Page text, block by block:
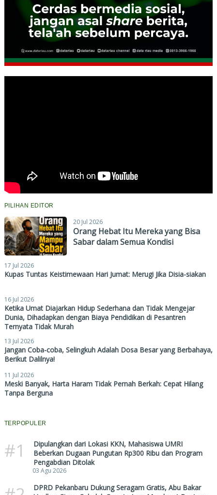
PILIHAN EDITOR
20 Jul 2026
Orang Hebat Itu Mereka yang Bisa
Sabar dalam Semua Kondisi
17 Jul 2026
Kupas Tuntas Keistimewaan Hari Jumat: Merugi Jika Disia-siakan
16 Jul 2026
Ketika Umat Diajarkan Hidup Sederhana dan Tidak Mengejar
Dunia, Dihadapkan dengan Biaya Pendidikan di Pesantren
Ternyata Tidak Murah
13 Jul 2026
Jangan Coba-coba, Selingkuh Adalah Dosa Besar yang Berbahaya,
Berikut Dalilnya!
11 Jul 2026
Meski Banyak, Harta Haram Tidak Pernah Berkah: Cepat Hilang
Tanpa Berguna
TERPOPULER
#1
Dipulangkan dari Lokasi KKN, Mahasiswa UMRI
Beberkan Dugaan Pungutan Rp300 Ribu dan Program
Pengabdian Ditolak
03 Agu 2026
DPRD Pekanbaru Dukung Seragam Gratis, Abu Bakar